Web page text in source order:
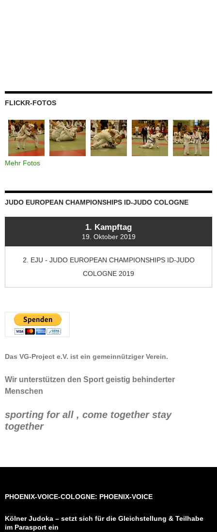
FLICKR-FOTOS
Mehr Fotos
JUDO EUROPEAN CHAMPIONSHIPS ID-JUDO COLOGNE
1. Kampftag
19. Oktober 2019
2. EJU - JUDO EUROPEAN CHAMPIONSHIPS ID-JUDO
COLOGNE 2019
Das VG-Project e.V. ist ein gemeinnütziger Verein.
Wir unterstützen den Sport geistig behinderter
Menschen
sporting for all , come together stay
together
PHOENIX-VOICE-COLOGNE: PHOENIX-VOICE
Kölner Judoka – setzt sich für die Gleichstellung & Teilhabe
im Parasport ein